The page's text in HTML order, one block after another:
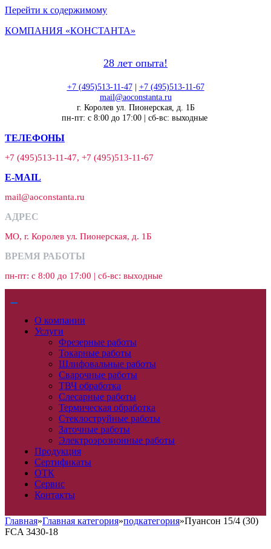
Перейти к содержимому
КОМПАНИЯ «КОНСТАНТА»
28 лет опыта!
+7 (495)513-11-47| +7 (495)513-11-67
mail@aoconstanta.ru
г. Королев ул. Пионерская, д. 1Б
пн-пт: с 8:00 до 17:00 | сб-вс: выходные
ТЕЛЕФОНЫ
+7 (495)513-11-47, +7 (495)513-11-67
E-MAIL
mail@aoconstanta.ru
АДРЕС
МО, г. Королев ул. Пионерская, д. 1Б
ВРЕМЯ РАБОТЫ
пн-пт: с 8:00 до 17:00 | сб-вс: выходные
О компании
Услуги
Фрезерные работы
Токарные работы
Шлифовальные работы
Сварочные работы
ТВЧ обработка
Слесарные работы
Термическая обработка
Стеклоструйные работы
Заточные работы
Электроэрозионные работы
Продукция
Сертификаты
ОТК
Сервис
Контакты
Главная»Главная категория»подкатегория»Пуансон 15/4 (30)
FCA 3430-18